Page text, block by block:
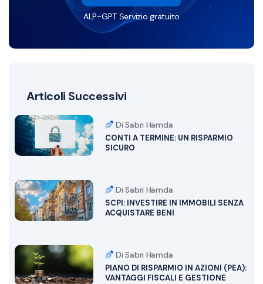
ALP-GPT Servizio gratuito
Articoli Successivi
Di Sabri Hamda
CONTI A TERMINE: UN RISPARMIO
SICURO
Di Sabri Hamda
SCPI: INVESTIRE IN IMMOBILI SENZA
ACQUISTARE BENI
Di Sabri Hamda
PIANO DI RISPARMIO IN AZIONI (PEA):
VANTAGGI FISCALI E GESTIONE